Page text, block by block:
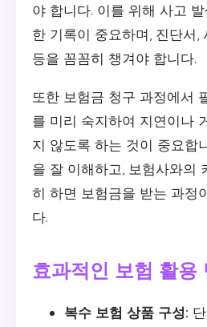
야 합니다. 이를 위해 사고
한 기록이 중요하며, 진단서,
등을 꼼꼼히 챙겨야 합니다.
또한 보험금 청구 과정에서
를 미리 숙지하여 지연이나
지 않도록 하는 것이 중요합
을 잘 이해하고, 보험사와의
히 하면 보험금을 받는 과정
다.
효과적인 보험 활용
복수 보험 상품 구성: